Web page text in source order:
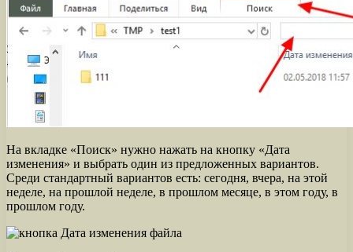
На вкладке «Поиск» нужно нажать на кнопку «Дата
изменения» и выбрать один из предложенных вариантов.
Среди стандартный вариантов есть: сегодня, вчера, на этой
неделе, на прошлой неделе, в прошлом месяце, в этом году, в
прошлом году.